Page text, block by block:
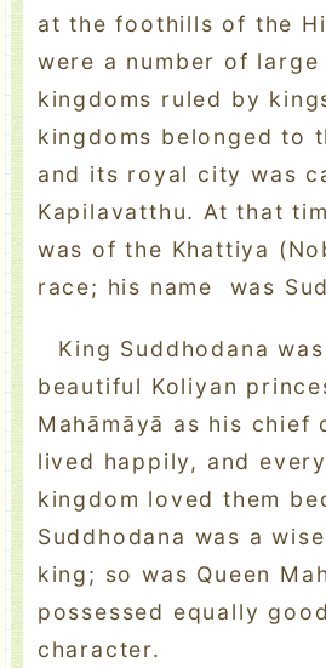
at the foothills of the
were a number of large
kingdoms ruled by
kingdoms belonged to
and its royal city was
Kapilavatthu. At that
was of the Khattiya
race; his name was
King Suddhodana
beautiful Koliyan
Mahāmāyā as his chief
lived happily, and
kingdom loved them
Suddhodana was a
king; so was Queen
possessed equally
character.